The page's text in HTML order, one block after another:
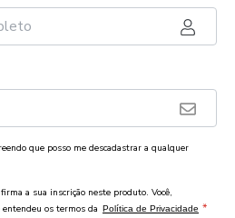
que posso me descadastrar a qualquer
a sua inscrição neste produto. Você,
os termos da Política de Privacidade *